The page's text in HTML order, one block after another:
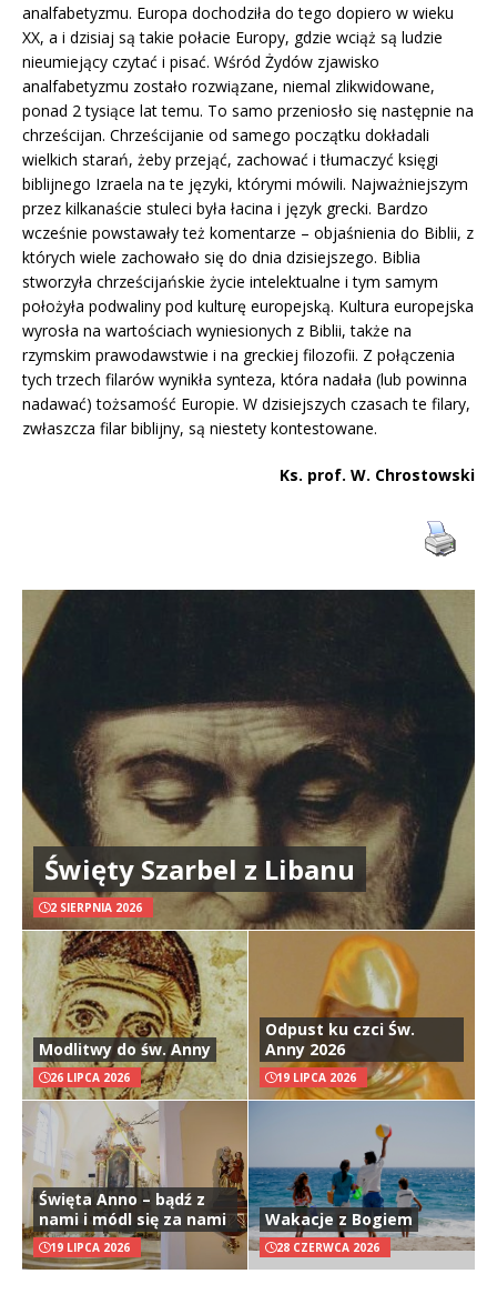
analfabetyzmu. Europa dochodziła do tego dopiero w wieku
XX, a i dzisiaj są takie połacie Europy, gdzie wciąż są ludzie
nieumiejący czytać i pisać. Wśród Żydów zjawisko
analfabetyzmu zostało rozwiązane, niemal zlikwidowane,
ponad 2 tysiące lat temu. To samo przeniosło się następnie na
chrześcijan. Chrześcijanie od samego początku dokładali
wielkich starań, żeby przejąć, zachować i tłumaczyć księgi
biblijnego Izraela na te języki, którymi mówili. Najważniejszym
przez kilkanaście stuleci była łacina i język grecki. Bardzo
wcześnie powstawały też komentarze – objaśnienia do Biblii, z
których wiele zachowało się do dnia dzisiejszego. Biblia
stworzyła chrześcijańskie życie intelektualne i tym samym
położyła podwaliny pod kulturę europejską. Kultura europejska
wyrosła na wartościach wyniesionych z Biblii, także na
rzymskim prawodawstwie i na greckiej filozofii. Z połączenia
tych trzech filarów wynikła synteza, która nadała (lub powinna
nadawać) tożsamość Europie. W dzisiejszych czasach te filary,
zwłaszcza filar biblijny, są niestety kontestowane.
Ks. prof. W. Chrostowski
Święty Szarbel z Libanu
2 SIERPNIA 2026
Modlitwy do św. Anny
26 LIPCA 2026
Odpust ku czci Św.
Anny 2026
19 LIPCA 2026
Święta Anno – bądź z
nami i módl się za nami
19 LIPCA 2026
Wakacje z Bogiem
28 CZERWCA 2026